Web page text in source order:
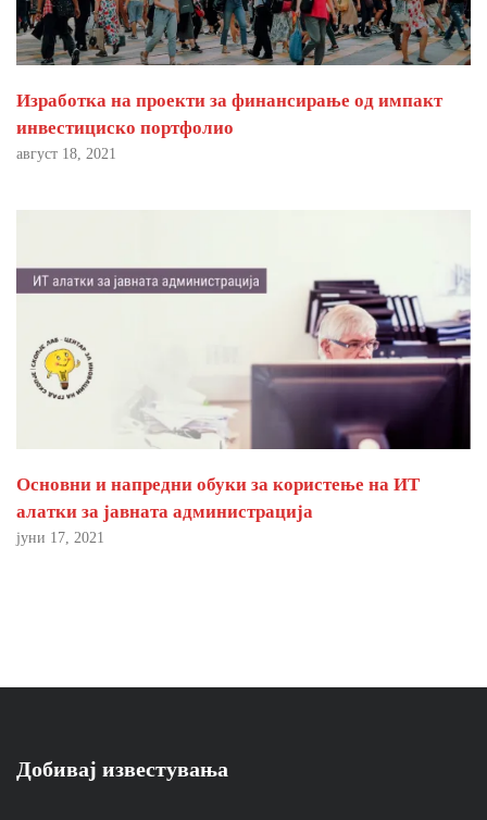
Изработка на проекти за финансирање од импакт
инвестициско портфолио
август 18, 2021
Основни и напредни обуки за користење на ИТ
алатки за јавната администрација
јуни 17, 2021
Добивај известувања